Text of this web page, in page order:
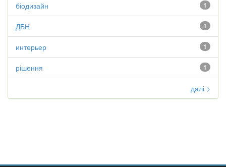
1
біодизайн
1
ДБН
1
интерьер
1
рішення
далі >